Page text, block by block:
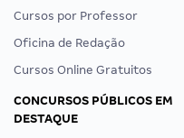
Cursos por Professor
Oficina de Redação
Cursos Online Gratuitos
CONCURSOS PÚBLICOS EM
DESTAQUE